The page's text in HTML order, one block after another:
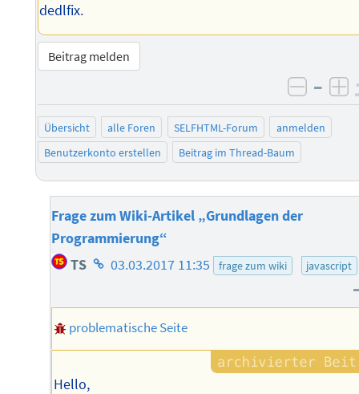
dedlfix.
Beitrag melden
–
Übersicht alle Foren SELFHTML-Forum
anmelden
Benutzerkonto erstellen
Beitrag im Thread-Baum
Frage zum Wiki-Artikel „Grundlagen der
Programmierung“
TS Homepage
Autors
03.03.2017 11:35 frage zum wiki javascript
problematische Seite
Hello,